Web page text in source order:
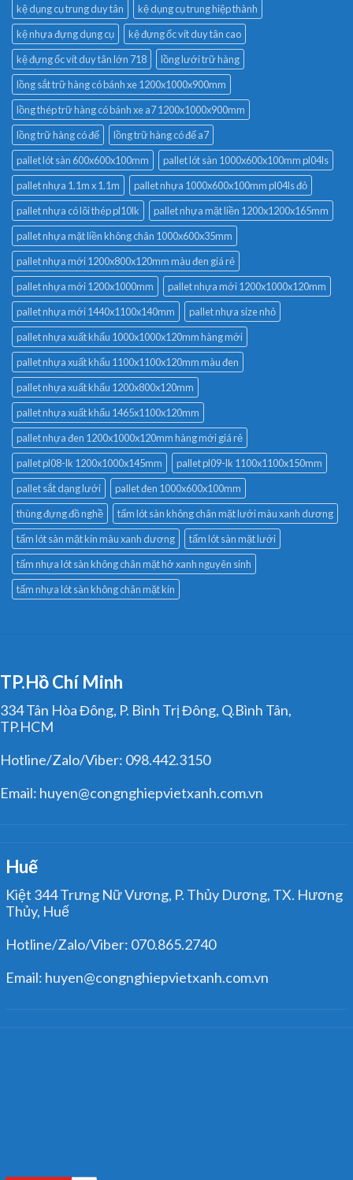
kệ dụng cụ trung duy tân
kệ dụng cụ trung hiệp thành
kệ nhựa đựng dụng cụ
kệ đựng ốc vít duy tân cao
kệ đựng ốc vít duy tân lớn 718
lồng lưới trữ hàng
lồng sắt trữ hàng có bánh xe 1200x1000x900mm
lồng thép trữ hàng có bánh xe a7 1200x1000x900mm
lồng trữ hàng có đế
lồng trữ hàng có đế a7
pallet lót sàn 600x600x100mm
pallet lót sàn 1000x600x100mm pl04ls
pallet nhựa 1.1m x 1.1m
pallet nhựa 1000x600x100mm pl04ls đỏ
pallet nhựa có lõi thép pl10lk
pallet nhựa mặt liền 1200x1200x165mm
pallet nhựa mặt liền không chân 1000x600x35mm
pallet nhựa mới 1200x800x120mm màu đen giá rẻ
pallet nhựa mới 1200x1000mm
pallet nhựa mới 1200x1000x120mm
pallet nhựa mới 1440x1100x140mm
pallet nhựa size nhỏ
pallet nhựa xuất khẩu 1000x1000x120mm hàng mới
pallet nhựa xuất khẩu 1100x1100x120mm màu đen
pallet nhựa xuất khẩu 1200x800x120mm
pallet nhựa xuất khẩu 1465x1100x120mm
pallet nhựa đen 1200x1000x120mm hàng mới giá rẻ
pallet pl08-lk 1200x1000x145mm
pallet pl09-lk 1100x1100x150mm
pallet sắt dạng lưới
pallet đen 1000x600x100mm
thùng đựng đồ nghề
tấm lót sàn không chân mặt lưới màu xanh dương
tấm lót sàn mặt kín màu xanh dương
tấm lót sàn mặt lưới
tấm nhựa lót sàn không chân mặt hở xanh nguyên sinh
tấm nhựa lót sàn không chân mặt kín
TP.Hồ Chí Minh
334 Tân Hòa Đông, P. Bình Trị Đông, Q.Bình Tân,
TP.HCM
Hotline/Zalo/Viber: 098.442.3150
Email: huyen@congnghiepvietxanh.com.vn
Huế
Kiệt 344 Trưng Nữ Vương, P. Thủy Dương, TX. Hương
Thủy, Huế
Hotline/Zalo/Viber: 070.865.2740
Email: huyen@congnghiepvietxanh.com.vn